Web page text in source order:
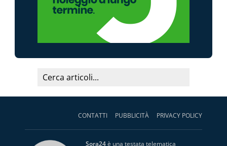
CONTATTI PUBBLICITÀ PRIVACY POLICY
Sora24è una testata telematica